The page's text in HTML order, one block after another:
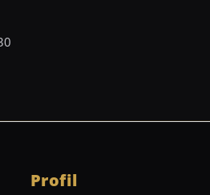
Profil